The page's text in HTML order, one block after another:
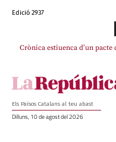
Edició 2937
Crònica estiuenca d’un pacte
Rufián boicoteja
Els Països Catalans al teu abast
Dilluns, 10 de agost del 2026